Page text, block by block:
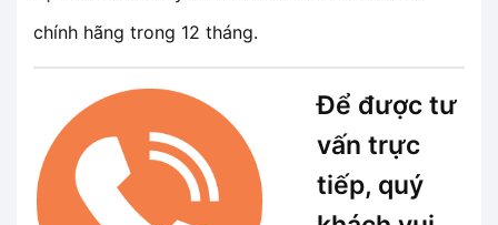
chính hãng trong 12 tháng.
Để được tư
vấn trực
tiếp, quý